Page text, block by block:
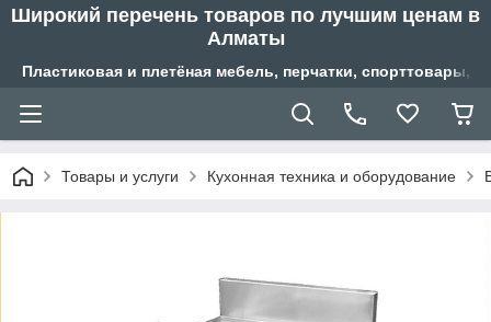
Широкий перечень товаров по лучшим ценам в
Алматы
Пластиковая и плетёная мебель, перчатки,
Товары и услуги Кухонная техника и оборудование